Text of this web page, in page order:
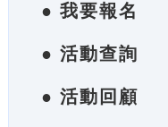
● 我要報名
● 活動查詢
● 活動回顧